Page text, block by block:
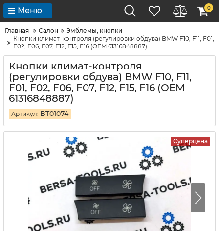
Меню 0
Главная Салон
Эмблемы, кнопки
Кнопки климат-контроля (регулировки обдува) BMW F10, F11, F01,
F02, F06, F07, F12, F15, F16 (OEM 61316848887)
Кнопки климат-контроля
(регулировки обдува) BMW F10, F11,
F01, F02, F06, F07, F12, F15, F16 (OEM
61316848887)
Артикул: BT01074
Суперцена